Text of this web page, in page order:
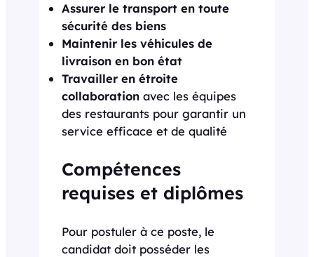
Assurer le transport en toute
sécurité des biens
Maintenir les véhicules de
livraison en bon état
Travailler en étroite
collaboration avec les équipes
des restaurants pour garantir un
service efficace et de qualité
Compétences
requises et diplômes
Pour postuler à ce poste, le
candidat doit posséder les